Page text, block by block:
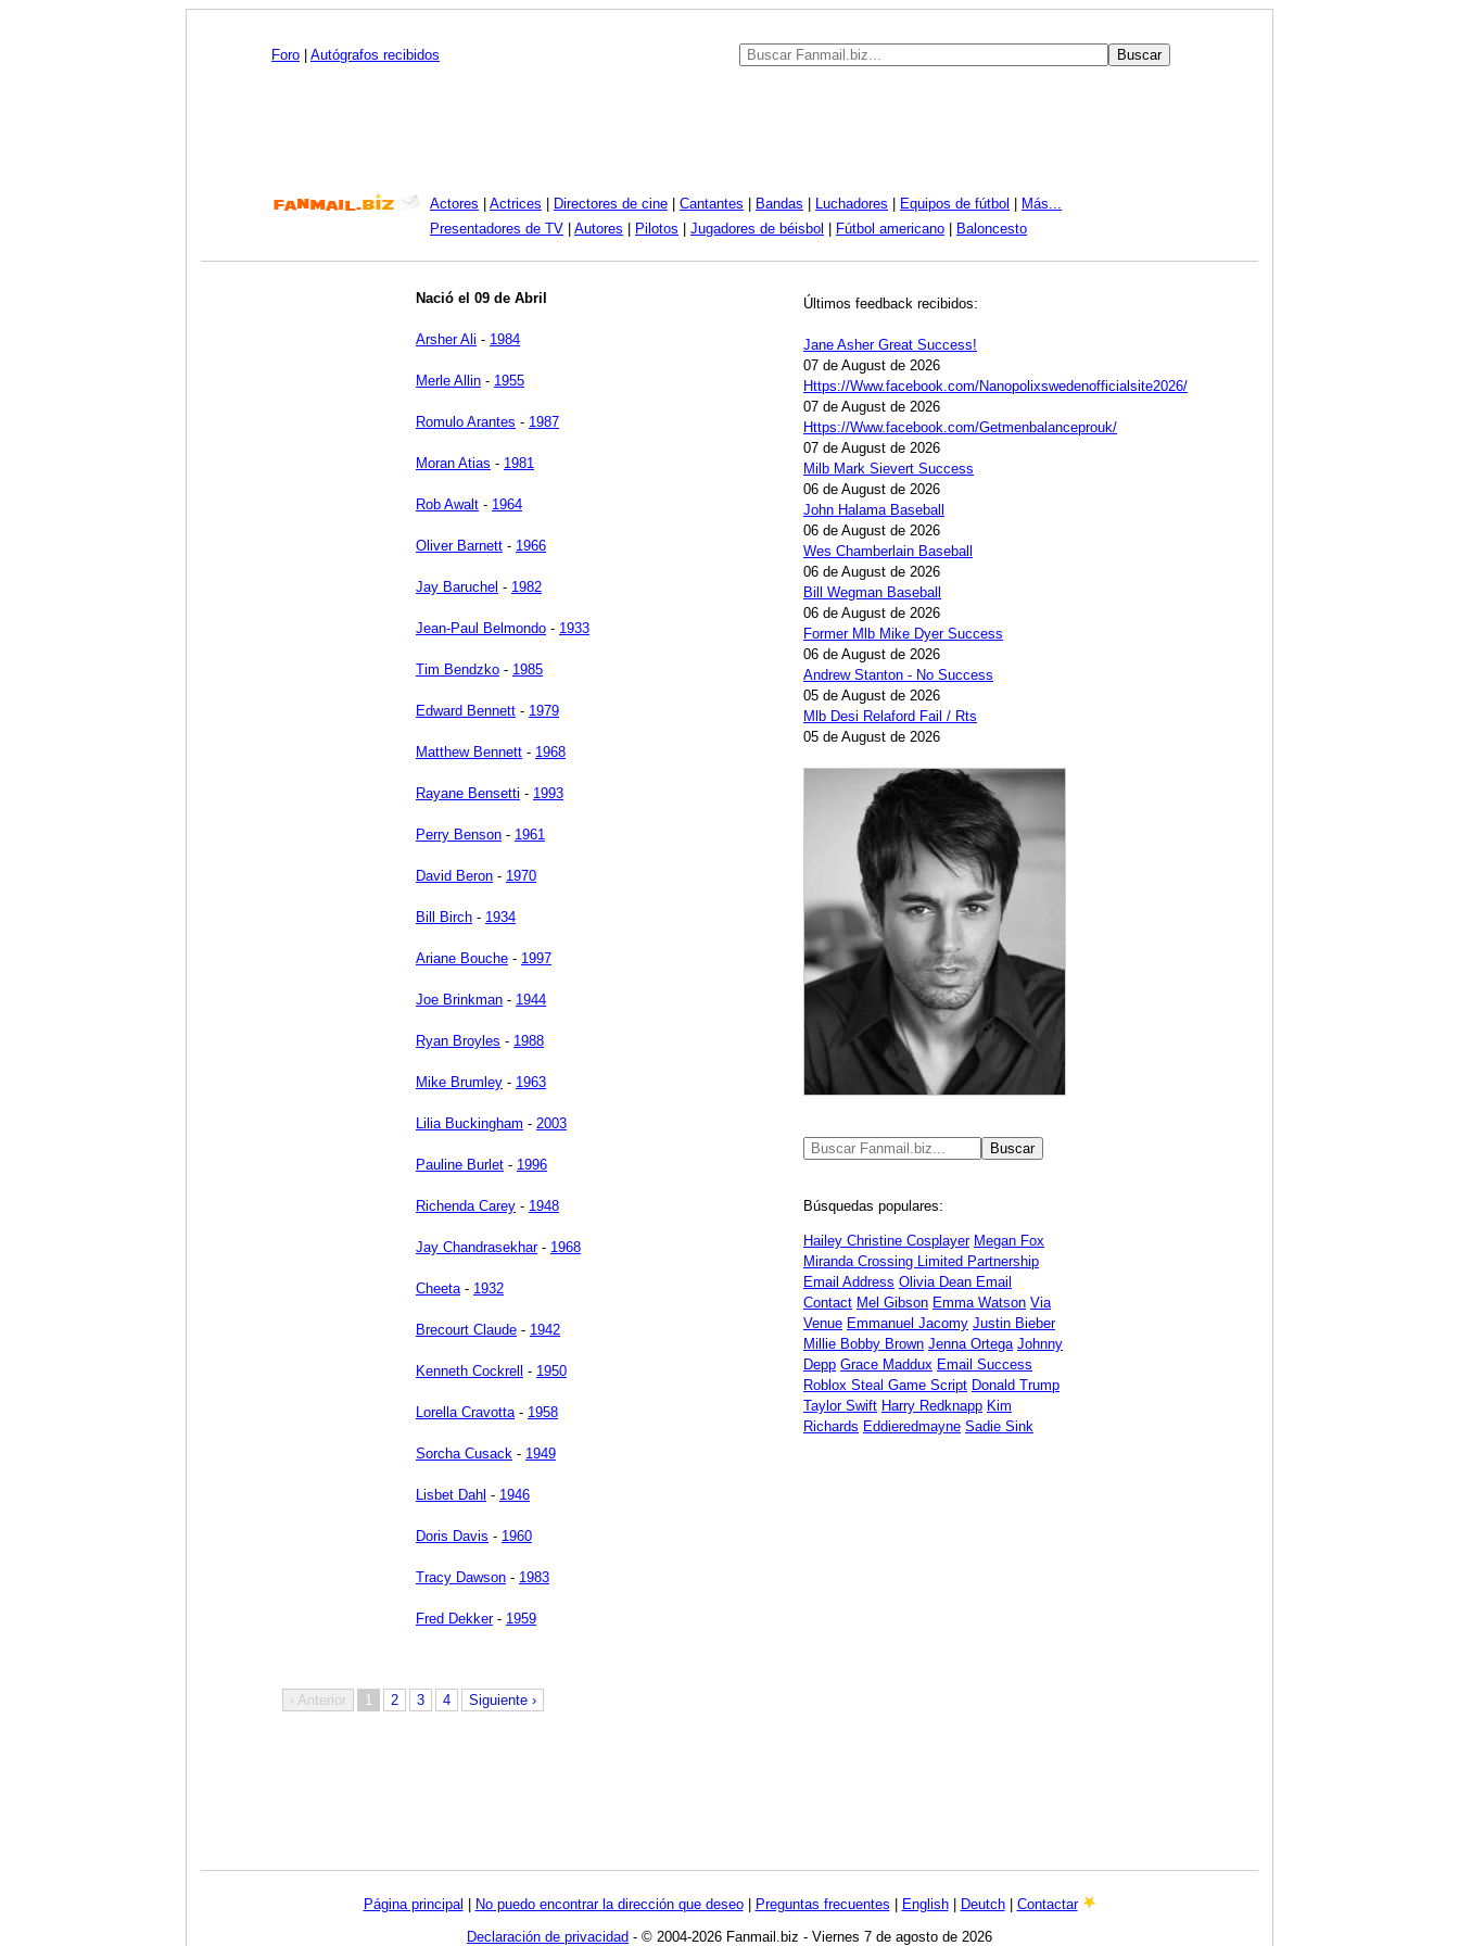
Foro Autógrafos recibidos
Actores Actrices Directores de cine Cantantes Bandas Luchadores Equipos de fútbol
Más...
Presentadores de TV
Autores Pilotos Jugadores de béisbol Fútbol americano Baloncesto
Nació el 09 de Abril
Arsher Ali - 1984
Merle Allin - 1955
Romulo Arantes - 1987
Moran Atias - 1981
Rob Awalt - 1964
Oliver Barnett - 1966
Jay Baruchel - 1982
Jean-Paul Belmondo - 1933
Tim Bendzko - 1985
Edward Bennett - 1979
Matthew Bennett - 1968
Rayane Bensetti - 1993
Perry Benson - 1961
David Beron - 1970
Bill Birch - 1934
Ariane Bouche - 1997
Joe Brinkman - 1944
Ryan Broyles - 1988
Mike Brumley - 1963
Lilia Buckingham - 2003
Pauline Burlet - 1996
Richenda Carey - 1948
Jay Chandrasekhar- 1968
Cheeta- 1932
Brecourt Claude - 1942
Kenneth Cockrell - 1950
Lorella Cravotta- 1958
Sorcha Cusack - 1949
Lisbet Dahl - 1946
Doris Davis - 1960
Tracy Dawson - 1983
Fred Dekker- 1959
Últimos feedback recibidos:
Jane Asher Great Success!
07 de August de 2026
Https://Www.facebook.com/Nanopolixswedenofficialsite2026/
07 de August de 2026
Https://Www.facebook.com/Getmenbalanceprouk/
07 de August de 2026
Milb Mark Sievert Success
06 de August de 2026
John Halama Baseball
06 de August de 2026
Wes Chamberlain Baseball
06 de August de 2026
Bill Wegman Baseball
06 de August de 2026
Former Mlb Mike Dyer Success
06 de August de 2026
Andrew Stanton - No Success
05 de August de 2026
Mlb Desi Relaford Fail / Rts
05 de August de 2026
Búsquedas populares:
Hailey Christine Cosplayer Megan Fox
Miranda Crossing Limited Partnership
Email Address Olivia Dean Email
Contact Mel Gibson Emma Watson Via
Venue Emmanuel Jacomy Justin Bieber
Millie Bobby Brown Jenna Ortega Johnny
Depp Grace Maddux Email Success
Roblox Steal Game Script Donald Trump
Taylor Swift Harry Redknapp Kim
Richards Eddieredmayne Sadie Sink
‹ Anterior 1 2 3 4 Siguiente ›
Página principal | No puedo encontrar la dirección que deseo| Preguntas frecuentes | English| Deutch| Contactar
Declaración de privacidad - © 2004-2026 Fanmail.biz - Viernes 7 de agosto de 2026